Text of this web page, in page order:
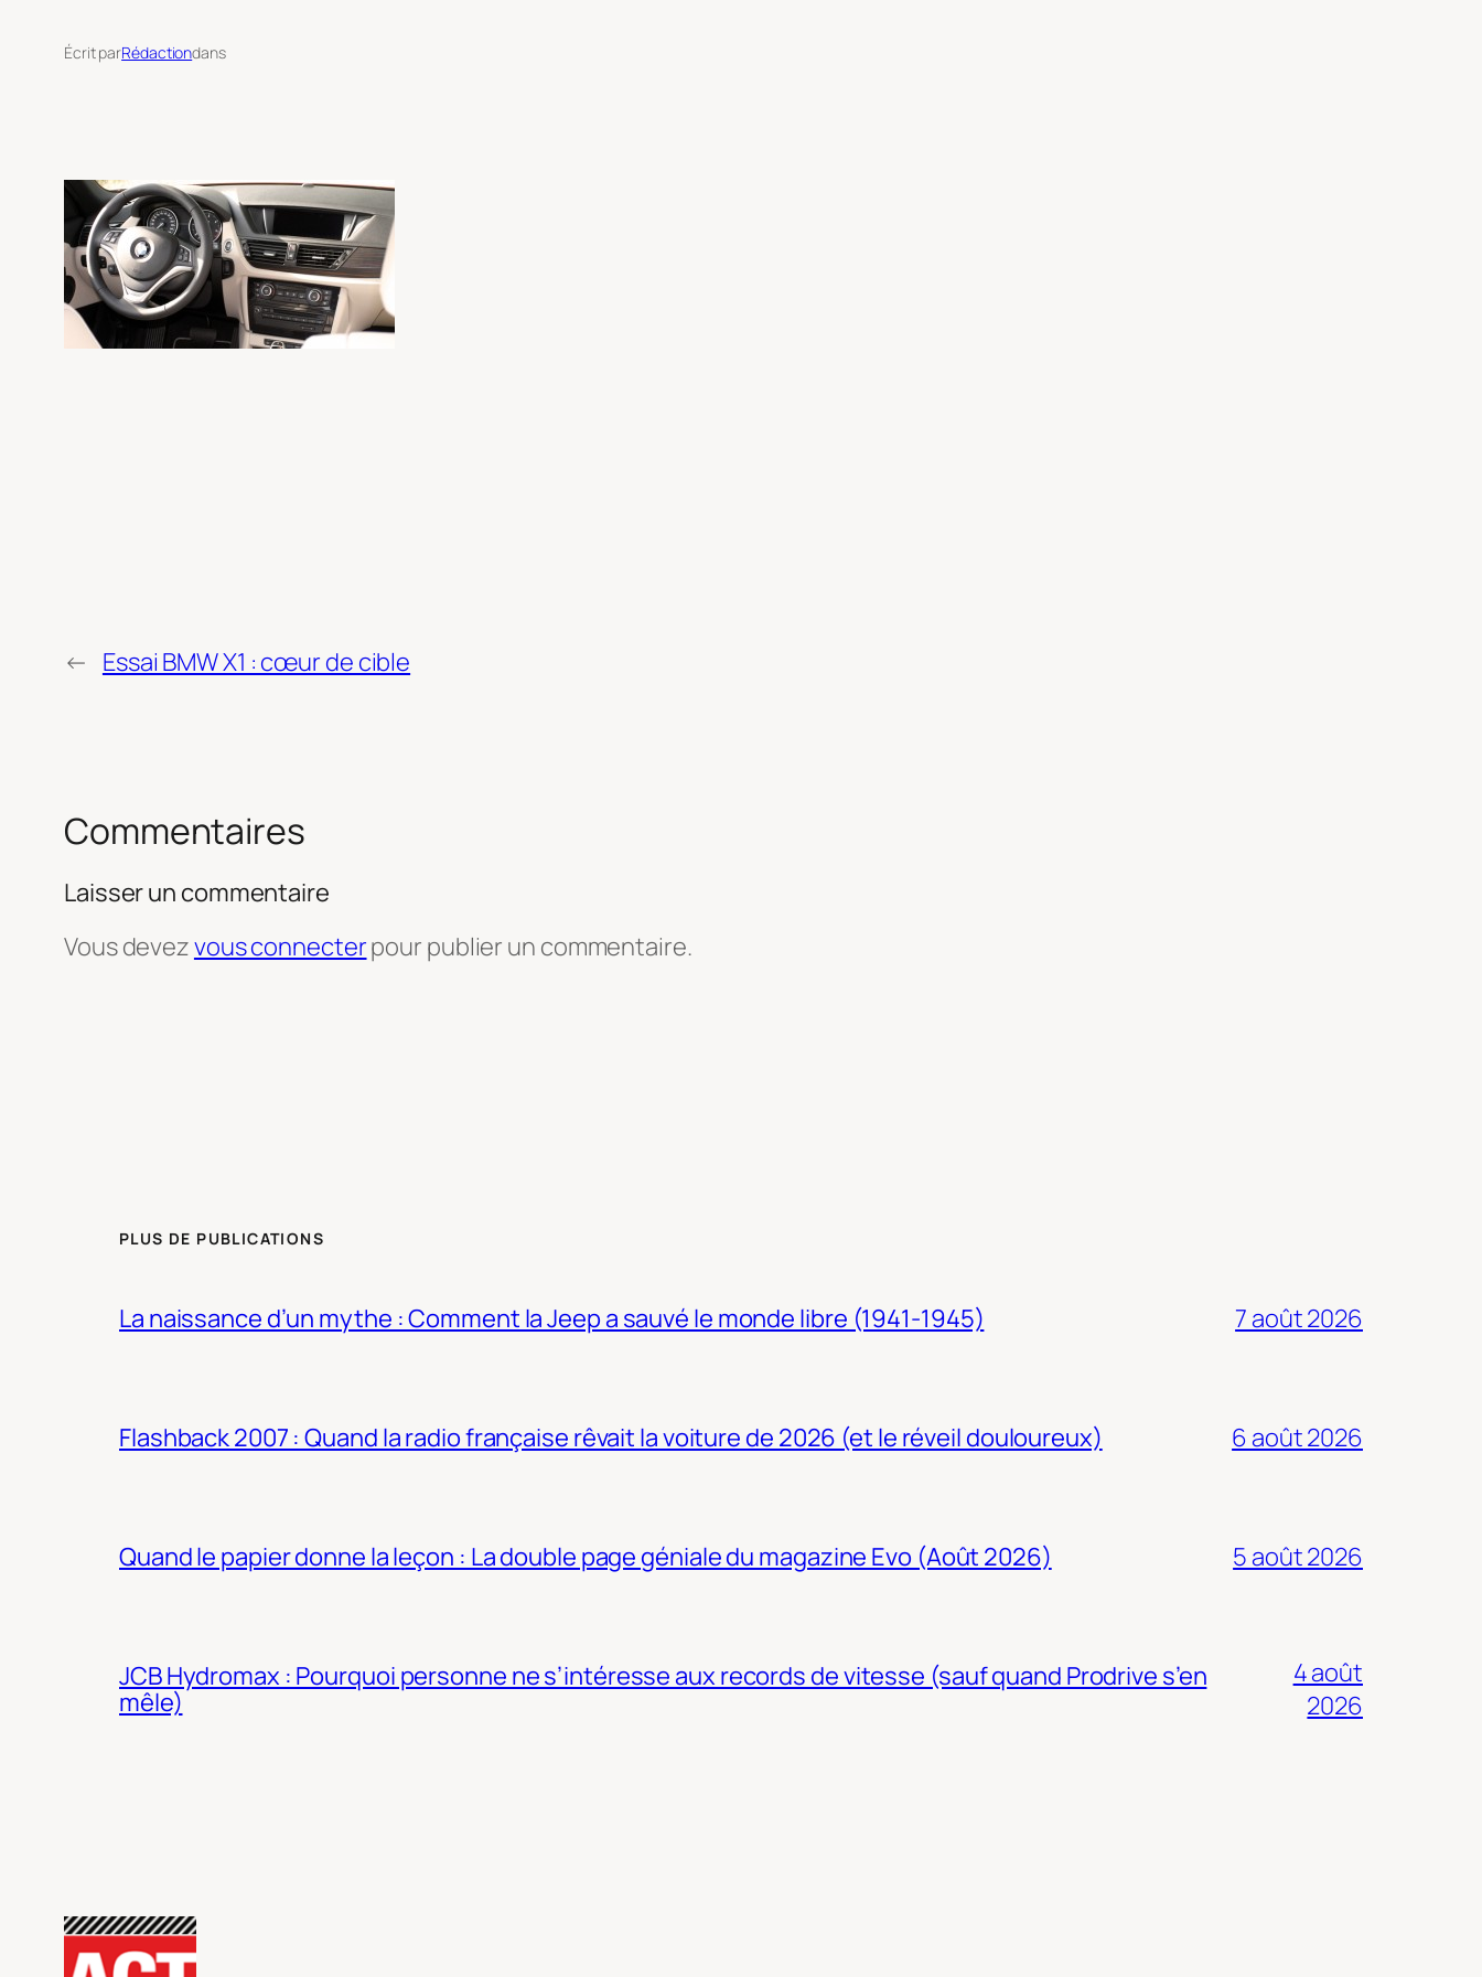
Écrit parRédactiondans
← Essai BMW X1 : cœur de cible
Commentaires
Laisser un commentaire
Vous devezvous connecterpour publier un commentaire.
PLUS DE PUBLICATIONS
La naissance d’un mythe : Comment la Jeep a sauvé le monde libre (1941-1945) 7 août 2026
Flashback 2007 : Quand la radio française rêvait la voiture de 2026 (et le réveil douloureux) 6 août 2026
Quand le papier donne la leçon : La double page géniale du magazine Evo (Août 2026) 5 août 2026
JCB Hydromax : Pourquoi personne ne s’intéresse aux records de vitesse (sauf quand Prodrive s’en
mêle)
4 août
2026